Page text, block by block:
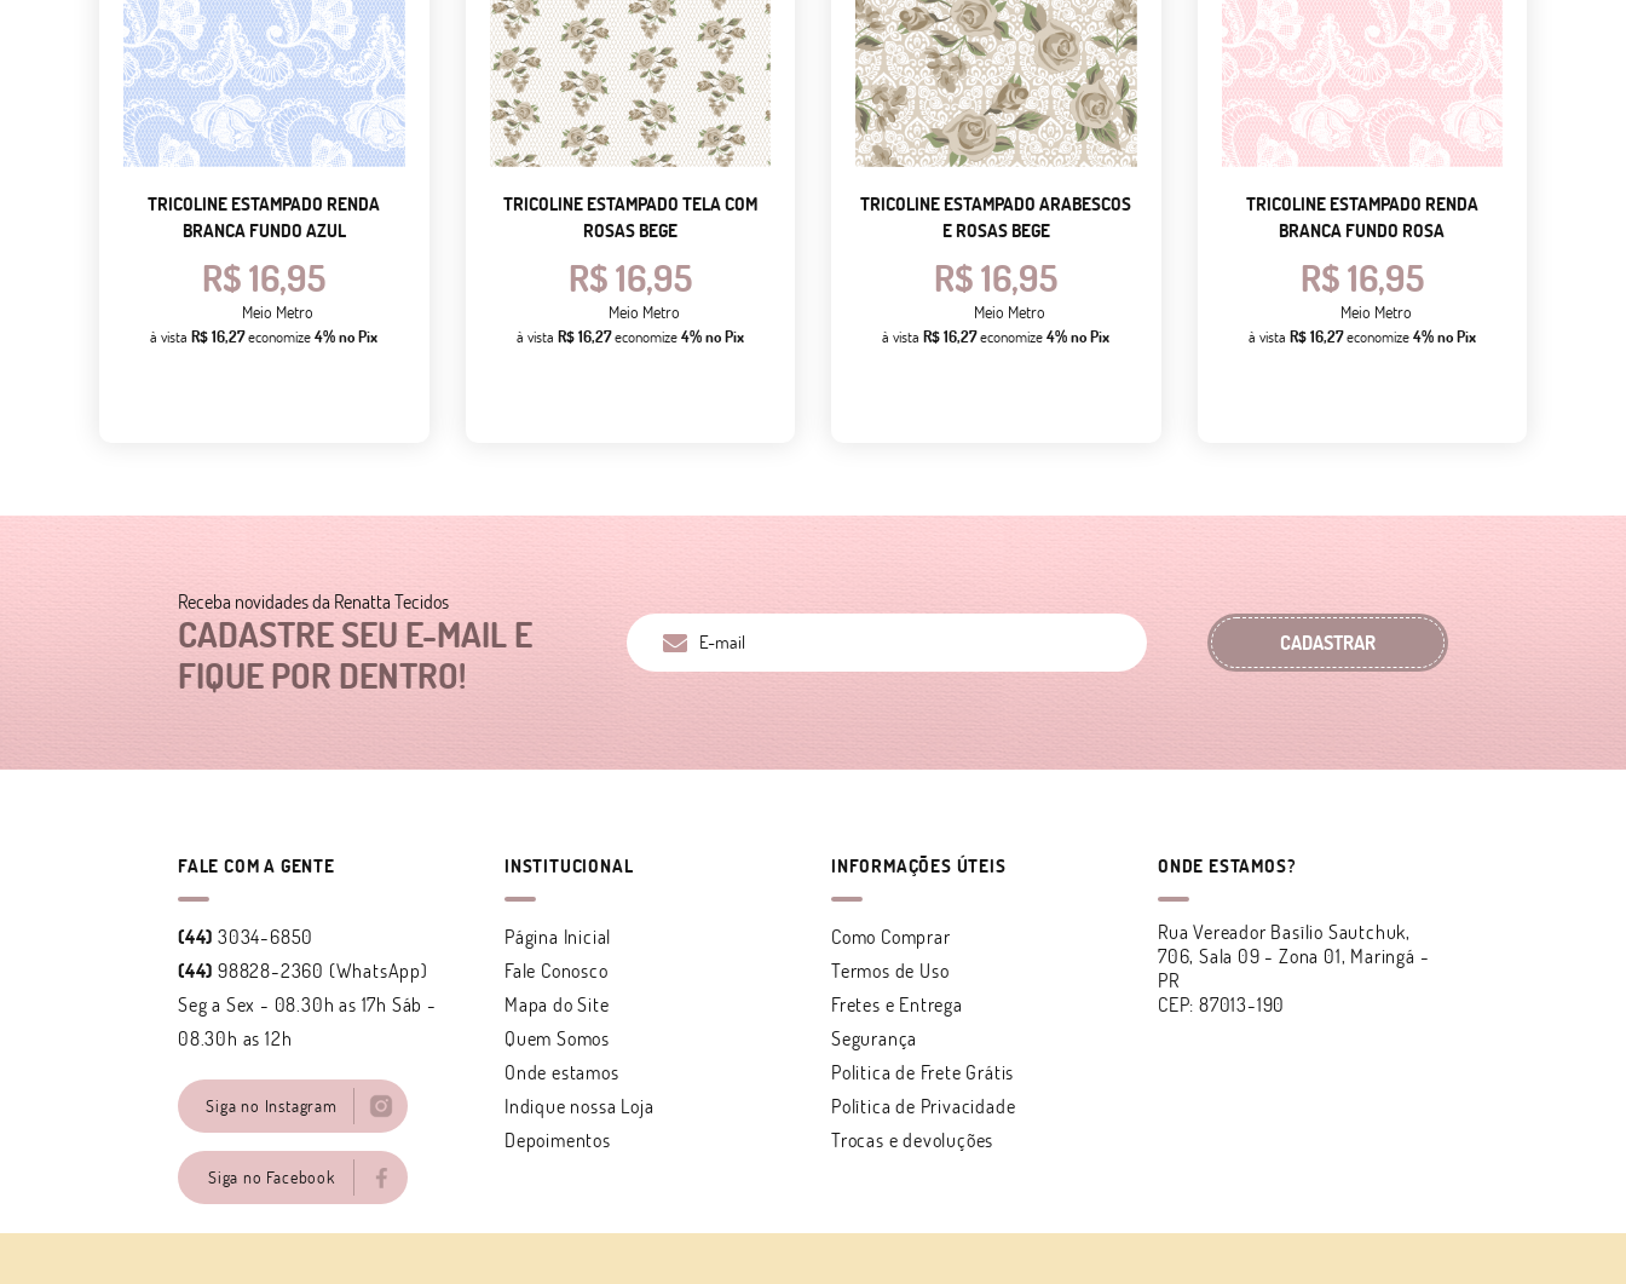
TRICOLINE ESTAMPADO RENDA
BRANCA FUNDO AZUL
R$ 16,95
Meio Metro
à vistaR$ 16,27economize4% no Pix
TRICOLINE ESTAMPADO TELA COM
ROSAS BEGE
R$ 16,95
Meio Metro
à vista R$ 16,27economize4% no Pix
TRICOLINE ESTAMPADO ARABESCOS
E ROSAS BEGE
R$ 16,95
Meio Metro
à vistaR$ 16,27economize4% no Pix
TRICOLINE ESTAMPADO RENDA
BRANCA FUNDO ROSA
R$ 16,95
Meio Metro
à vista R$ 16,27economize4% no Pix
CADASTRE SEU E-MAIL E
FIQUE POR DENTRO!
Receba novidades da Renatta Tecidos
CADASTRAR
FALE COM A GENTE
(44) 3034-6850
(44) 98828-2360 (WhatsApp)
Seg a Sex - 08.30h as 17h Sáb -
08.30h as 12h
Siga no Instagram
Siga no Facebook
INSTITUCIONAL
Página Inicial
Fale Conosco
Mapa do Site
Quem Somos
Onde estamos
Indique nossa Loja
Depoimentos
INFORMAÇÕES ÚTEIS
Como Comprar
Termos de Uso
Fretes e Entrega
Segurança
Politica de Frete Grátis
Política de Privacidade
Trocas e devoluções
ONDE ESTAMOS?
Rua Vereador Basílio Sautchuk,
706, Sala 09 -Zona 01, Maringá -
PR
CEP: 87013-190